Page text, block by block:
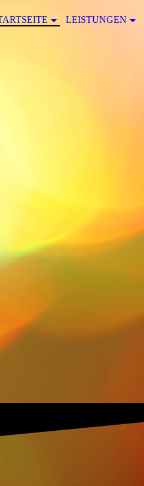
LEISTUNGEN